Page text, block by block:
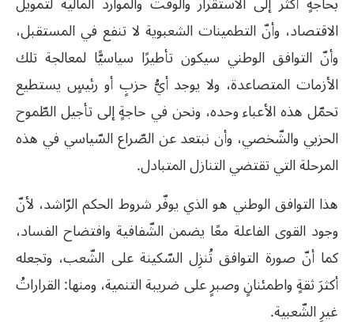
الاقتصاد، وأنّ التطمينات الشعبوية لا تنفع في المستقبل،
وأنّ التوافق الوطني سيكون تأطيرًا سياسيًّا لمعالجة تلك
الأزمات المتصاعدة، ولا يوجد أيُّ حزبٍ أو رئيسٍ يستطيع
تحمّل هذه الأعباء وحده، ونحن في حاجةٍ إلى تأجيل الطّموح
الحزبي والشّخصي، وأن نبتعد عن الصّراع السّياسي في هذه
المرحلة التي تقتضي التنازل المتبادل.
هذا التوافق الوطني هو الذي يوفّر شروط الحكم الرّاشد، لأنّ
وجود القوى الفاعلة معًا يضمن الشّفافية وافتضاح الفساد،
كما أنّ صورة التوافق تُنزِل السّكينة على الشّعب، وتجعله
أكثرَ ثقةٍ واطمئنانٍ وصبرٍ على ضريبة التنمية، ومنها: القراراتُ
غيرِ الشّعبية.